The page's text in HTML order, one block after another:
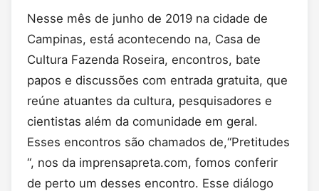
Nesse mês de junho de 2019 na cidade de
Campinas, está acontecendo na, Casa de
Cultura Fazenda Roseira, encontros, bate
papos e discussões com entrada gratuita, que
reúne atuantes da cultura, pesquisadores e
cientistas além da comunidade em geral.
Esses encontros são chamados de,“Pretitudes
“, nos da imprensapreta.com, fomos conferir
de perto um desses encontro. Esse diálogo